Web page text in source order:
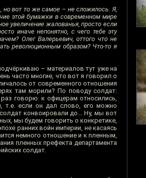
но вот то же самое – не сложилось. Я,
этой бумажки в современном мире
увеличение жалованья, просто если
иначе непонятно, с чего тебе эту
Олег Валерьевич, оттого что не
революционным образом? Что-то я
– материалов тут уже на
часто многие, что вот я говорил о
от современного отношения
там морили? По поводу солдат:
говорю: к офицерам относились,
т.е. если он дал слово, его можно
солдат конвоировали до… Ну, мы вот
мы будем говорить о конкретике,
ранних войн империи, не касаясь
немного отношение и к пленным,
пленных префекта департамента
солдат.